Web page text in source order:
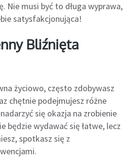
Nie musi być to długa wyprawa,
satysfakcjonująca!
Bliźnięta
życiowo, często zdobywasz
chętnie podejmujesz różne
się okazja na zrobienie
będzie wydawać się łatwe, lecz
spotkasz się z